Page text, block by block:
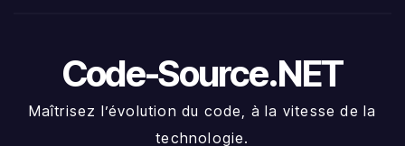
Code-Source.NET
Maîtrisez l’évolution du code, à la vitesse de la
technologie.